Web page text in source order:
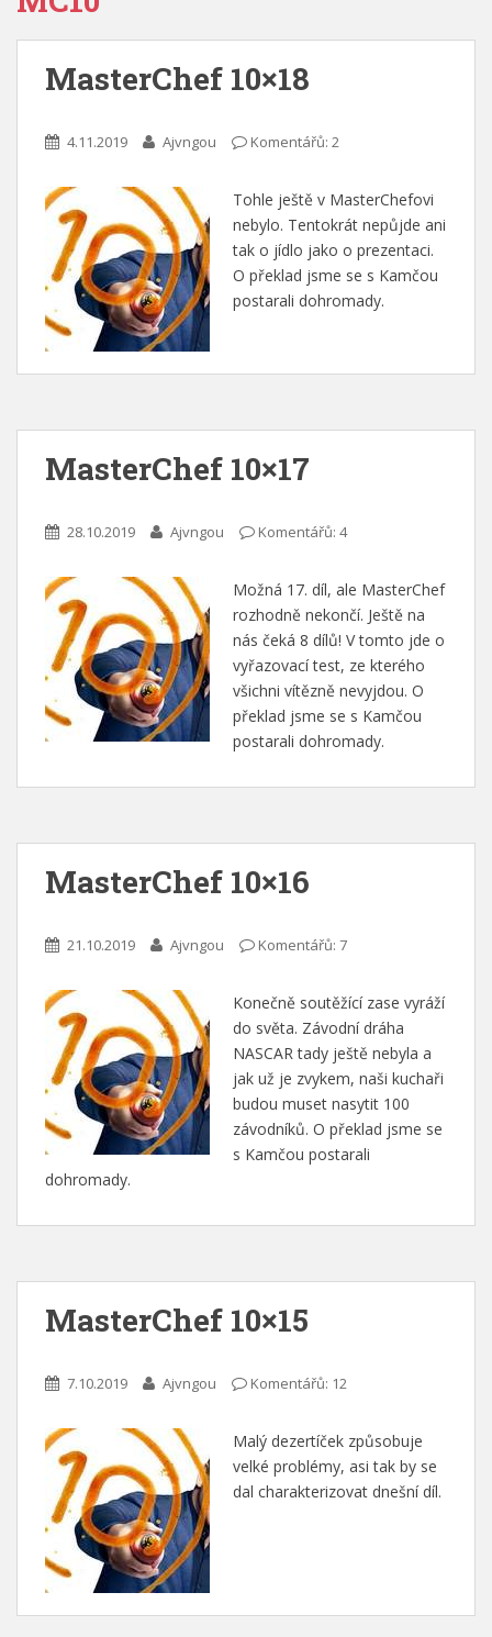
MasterChef 10×18
4.11.2019 Ajvngou Komentářů: 2
Tohle ještě v MasterChefovi
nebylo. Tentokrát nepůjde ani
tak o jídlo jako o prezentaci.
O překlad jsme se s Kamčou
postarali dohromady.
MasterChef 10×17
28.10.2019 Ajvngou Komentářů: 4
Možná 17. díl, ale MasterChef
rozhodně nekončí. Ještě na
nás čeká 8 dílů! V tomto jde o
vyřazovací test, ze kterého
všichni vítězně nevyjdou. O
překlad jsme se s Kamčou
postarali dohromady.
MasterChef 10×16
21.10.2019 Ajvngou Komentářů: 7
Konečně soutěžící zase vyráží
do světa. Závodní dráha
NASCAR tady ještě nebyla a
jak už je zvykem, naši kuchaři
budou muset nasytit 100
závodníků. O překlad jsme se
s Kamčou postarali
dohromady.
MasterChef 10×15
7.10.2019 Ajvngou Komentářů: 12
Malý dezertíček způsobuje
velké problémy, asi tak by se
dal charakterizovat dnešní díl.